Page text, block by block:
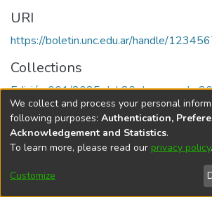
URI
https://boletin.unc.edu.ar/handle/
Collections
Edición 001/2025 del 26 de mayo de
Universidad Nacional de
We collect and process your personal
following purposes: Authentication,
Acknowledgement and Statistics.
To learn more, please read our privacy policy.
Customize